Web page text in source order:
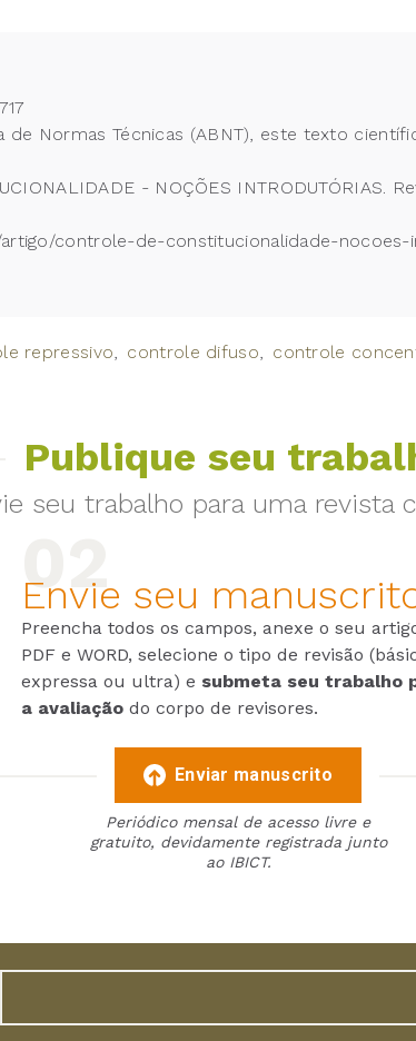
de Normas Técnicas (ABNT), este texto
- NOÇÕES INTRODUTÓRIAS.
controle-de-constitucionalidade-
repressivo controle difuso controle
Publique seu
seu trabalho para uma revista
Envie seu
Preencha todos os campos, anexe o seu
PDF e WORD, selecione o tipo de revisão
expressa ou ultra) e submeta seu trabalho
a avaliação do corpo de revisores.
Enviar manuscrito
Periódico mensal de acesso livre e
gratuito, devidamente registrada junto
ao IBICT.